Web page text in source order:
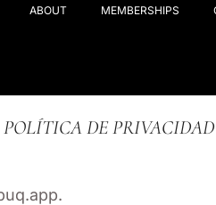
ABOUT MEMBERSHIPS
POLÍTICA DE PRIVACIDAD